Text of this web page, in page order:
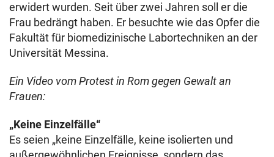
erwidert wurden. Seit über zwei Jahren soll er die
Frau bedrängt haben. Er besuchte wie das Opfer die
Fakultät für biomedizinische Labortechniken an der
Universität Messina.
Ein Video vom Protest in Rom gegen Gewalt an
Frauen:
„Keine Einzelfälle“
Es seien „keine Einzelfälle, keine isolierten und